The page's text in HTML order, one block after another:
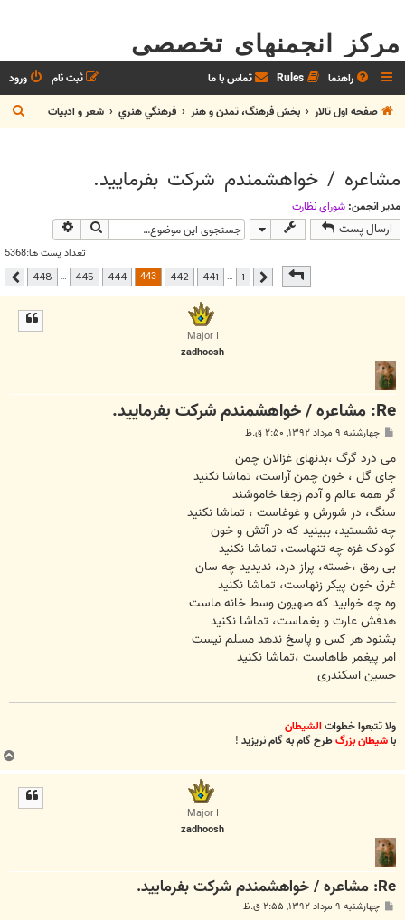
مرکز انجمنهای تخصصی
راهنما Rules تماس با ما ورود
ثبت نام
صفحه اول تالار
بخش فرهنگ، تمدن و هنر فرهنگي هنري شعر و ادبيات
ج
س
مشاعره / خواهشمندم شرکت بفرماييد.
مدیر انجمن: شوراي نظارت
ارسال پست جستجو
تعداد پست ها:5368
448 قبلی …
441
442
443
444
445
…
448 بعدی
Major I
zadhoosh
Re: مشاعره / خواهشمندم شرکت بفرماييد.
پ
ت
چهارشنبه ۹ مرداد ۱۳۹۲, ۲:۵۰ ق.ظ
می درد گرگ ،بدنهای غزالان چمن
جای گل ، خون چمن آراست، تماشا نکنید
گر همه عالم و آدم زجفا خاموشند
سنگ، در شورش و غوغاست ، تماشا نکنید
چه نشستید، ببینید که در آتش و خون
کودک غزه چه تنهاست، تماشا نکنید
بی رمق ،خسته، پراز درد، ندیدید چه سان
غرق خون پیکر زنهاست، تماشا نکنید
وه چه خوابید که صهیون وسط خانه ماست
هدفش عارت و یغماست، تماشا نکنید
بشنود هر کس و پاسخ ندهد مسلم نیست
امر پیغمر طاهاست ،تماشا نکنید
حسین اسکندری
ولا تتبعوا خطواتالشیطان
باشیطان بزرگطرح گام به گام نریزید!
ب
ا
Major I
zadhoosh
Re: مشاعره / خواهشمندم شرکت بفرماييد.
پ چهارشنبه ۹ مرداد ۱۳۹۲, ۲:۵۵ ق.ظ